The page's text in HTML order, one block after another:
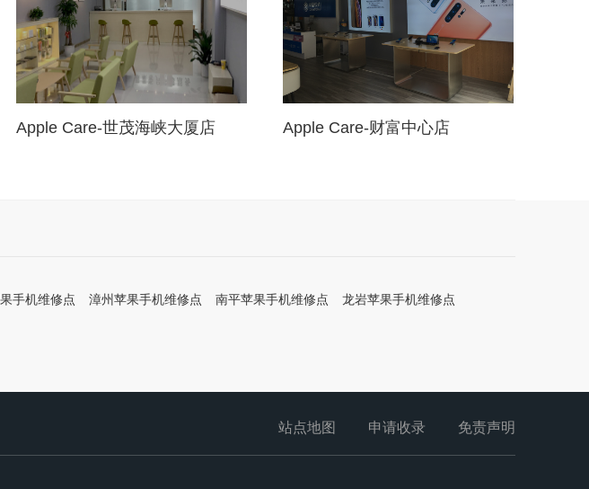
Apple Care-世茂海峡大厦店 Apple Care-财富中心​​​​​​​店
手机维修点 漳州苹果手机维修点 南平苹果手机维修点 龙岩苹果手机维修点
站点地图 申请收录 免责声明